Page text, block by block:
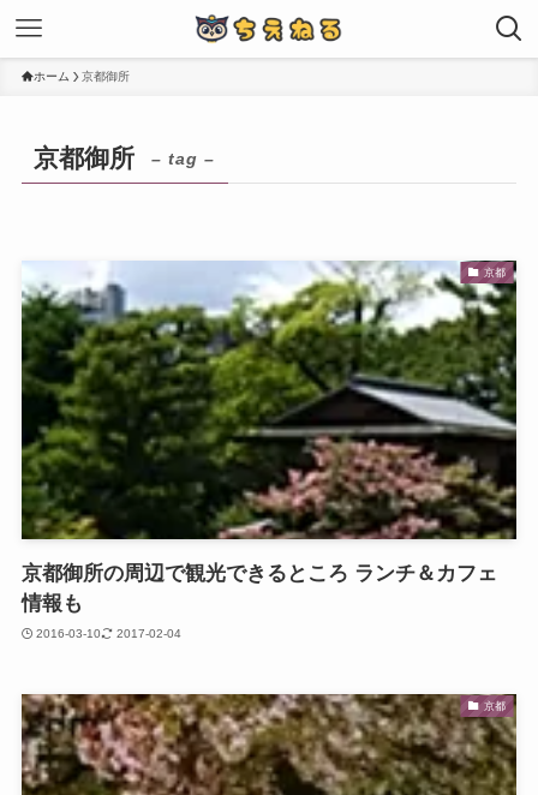
ホーム 京都御所
京都御所 – tag –
京都
京都御所の周辺で観光できるところ ランチ＆カフェ
情報も
2016-03-10 2017-02-04
京都